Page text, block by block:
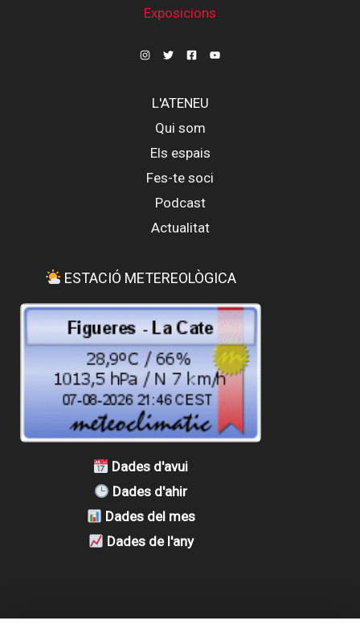
Exposicions
L'ATENEU
Qui som
Els espais
Fes-te soci
Podcast
Actualitat
ESTACIÓ METEREOLÒGICA
Dades d'avui
Dades d'ahir
Dades del mes
Dades de l'any